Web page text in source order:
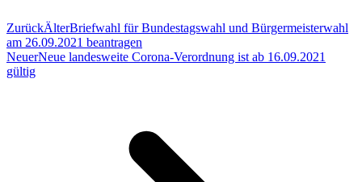
ZurückÄlterBriefwahl für Bundestagswahl und Bürgermeisterwahl
am 26.09.2021 beantragen
NeuerNeue landesweite Corona-Verordnung ist ab 16.09.2021
gültig